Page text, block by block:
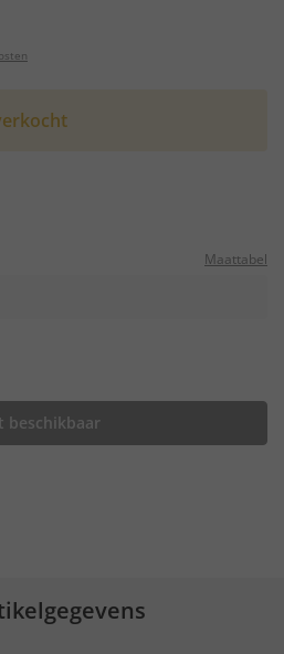
Maattabel
beschikbaar